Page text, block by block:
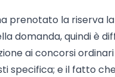
prenotato la riserva
domanda, quindi è
ai concorsi
specifica; e il fatto